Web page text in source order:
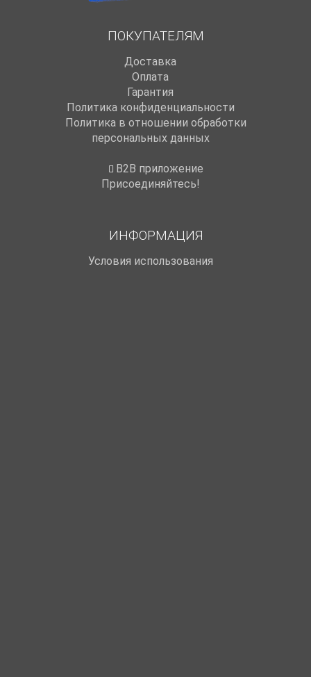
ПОКУПАТЕЛЯМ
Доставка
Оплата
Гарантия
Политика конфиденциальности
Политика в отношении обработки
персональных данных
B2B приложение
Присоединяйтесь!
ИНФОРМАЦИЯ
Условия использования